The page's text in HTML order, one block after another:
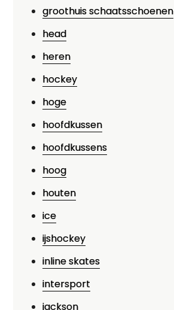
groothuis schaatsschoenen
head
heren
hockey
hoge
hoofdkussen
hoofdkussens
hoog
houten
ice
ijshockey
inline skates
intersport
jackson